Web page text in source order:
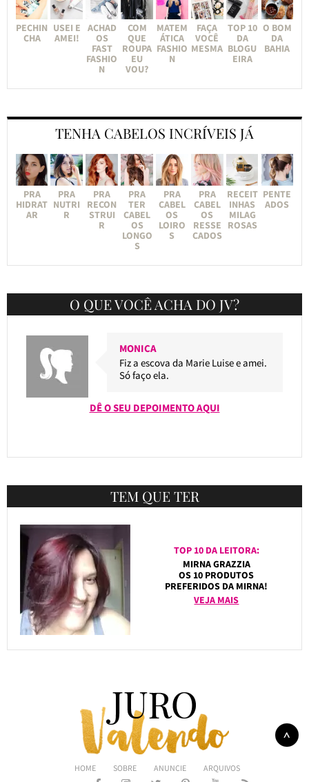
PECHIN
CHA
USEI E
AMEI!
ACHAD
OS
FAST
FASHIO
N
COM
QUE
ROUPA
EU
VOU?
MATEM
ÁTICA
FASHIO
N
FAÇA
VOCÊ
MESMA
TOP 10
DA
BLOGU
EIRA
O BOM
DA
BAHIA
TENHA CABELOS INCRÍVEIS JÁ
PRA
HIDRAT
AR
PRA
NUTRI
R
PRA
RECON
STRUI
R
PRA
TER
CABEL
OS
LONGO
S
PRA
CABEL
OS
LOIRO
S
PRA
CABEL
OS
RESSE
CADOS
RECEIT
INHAS
MILAG
ROSAS
PENTE
ADOS
O QUE VOCÊ ACHA DO JV?
MONICA
Fiz a escova da Marie Luise e amei.
Só faço ela.
DÊ O SEU DEPOIMENTO AQUI
TEM QUE TER
TOP 10 DA LEITORA:
MIRNA GRAZZIA
OS 10 PRODUTOS
PREFERIDOS DA MIRNA!
VEJA MAIS
HOME SOBRE ANUNCIE ARQUIVOS